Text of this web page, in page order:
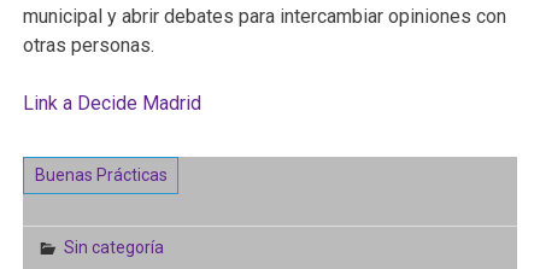
municipal y abrir debates para intercambiar opiniones con
otras personas.
Link a Decide Madrid
Buenas Prácticas
Sin categoría